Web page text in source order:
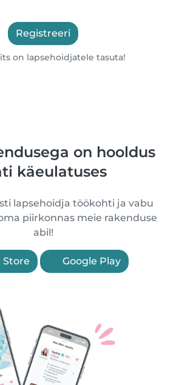
Registreeri
on lapsehoidjatele tasuta!
on hooldus
käeulatuses
lapsehoidja töökohti ja vabu
piirkonnas meie rakenduse
abil!
Store Google Play